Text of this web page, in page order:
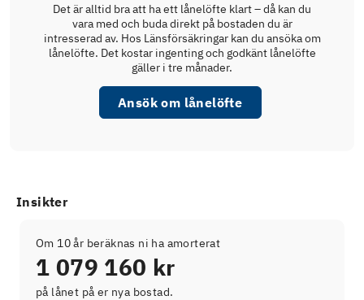
Det är alltid bra att ha ett lånelöfte klart – då kan du
vara med och buda direkt på bostaden du är
intresserad av. Hos Länsförsäkringar kan du ansöka om
lånelöfte. Det kostar ingenting och godkänt lånelöfte
gäller i tre månader.
Ansök om lånelöfte
Insikter
Om 10 år beräknas ni ha amorterat
1 079 160 kr
på lånet på er nya bostad.